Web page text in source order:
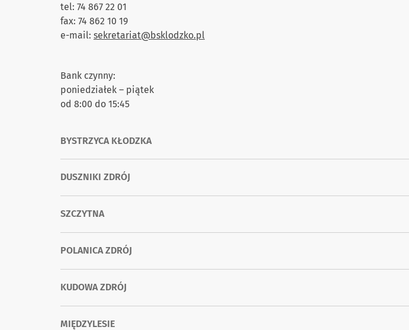
tel: 74 867 22 01
fax: 74 862 10 19
e-mail: sekretariat@bsklodzko.pl
Bank czynny:
poniedziałek – piątek
od 8:00 do 15:45
BYSTRZYCA KŁODZKA
DUSZNIKI ZDRÓJ
SZCZYTNA
POLANICA ZDRÓJ
KUDOWA ZDRÓJ
MIĘDZYLESIE